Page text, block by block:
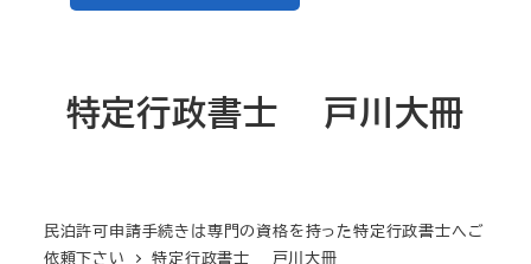
特定行政書士 戸川大冊
民泊許可申請手続きは専門の資格を持った特定行政書士へご
依頼下さい
特定行政書士 戸川大冊